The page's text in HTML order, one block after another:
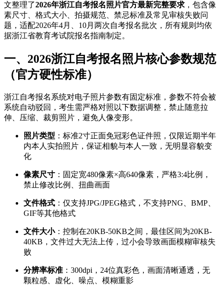
文整理了2026年浙江自考报名照片官方最新完整要求 ，包含像
素尺寸、格式大小、拍摄规范、禁忌标准及常见审核失败问
题，适配2026年4月、10月两次自考报名批次，所有规则均依
据浙江省教育考试院报名指南制定。
一、2026浙江自考报名照片核心参数规范
（官方硬性标准）
浙江自考报名系统对电子照片参数有固定标准，参数不符会被
系统自动驳回，考生需严格对照以下数据调整，禁止随意拉
伸、压缩、裁剪照片，避免人像变形。
照片类型 ：标准2寸正面免冠彩色证件照，仅限近期半年
内本人实拍照片，保证相貌与本人一致，无明显容貌变
化
像素尺寸 ：固定宽480像素×高640像素，严格3:4比例，
禁止修改比例、扭曲画面
文件格式 ：仅支持JPG/JPEG格式，不支持PNG、BMP、
GIF等其他格式
文件大小：控制在20KB-50KB之间，最佳区间为20KB-
40KB，文件过大无法上传，过小会导致画面模糊审核失
败
分辨率标准 ：300dpi，24位真彩色，画面清晰通透，无
颗粒感、虚化、噪点、模糊重影